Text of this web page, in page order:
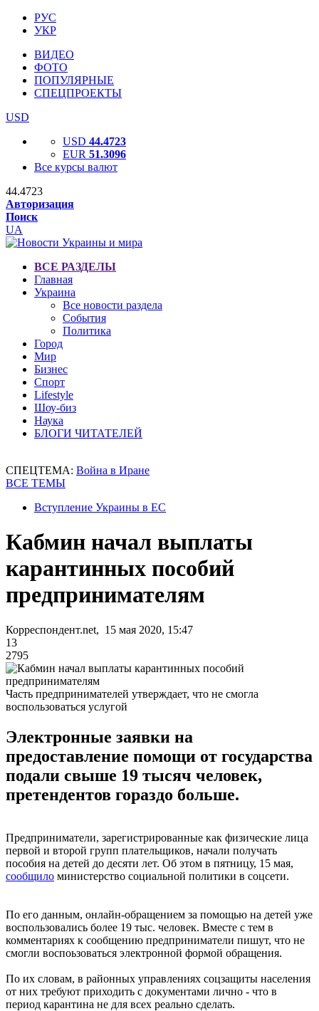
РУС
УКР
ВИДЕО
ФОТО
ПОПУЛЯРНЫЕ
СПЕЦПРОЕКТЫ
USD
USD 44.4723
EUR 51.3096
Все курсы валют
44.4723
Авторизация
Поиск
UA
ВСЕ РАЗДЕЛЫ
Главная
Украина
Все новости раздела
События
Политика
Город
Мир
Бизнес
Спорт
Lifestyle
Шоу-биз
Наука
БЛОГИ ЧИТАТЕЛЕЙ
СПЕЦТЕМА: Война в Иране
ВСЕ ТЕМЫ
Вступление Украины в ЕС
Кабмин начал выплаты
карантинных пособий
предпринимателям
Корреспондент.net, 15 мая 2020, 15:47
13
2795
Часть предпринимателей утверждает, что не смогла
воспользоваться услугой
Электронные заявки на
предоставление помощи от государства
подали свыше 19 тысяч человек,
претендентов гораздо больше.
Предприниматели, зарегистрированные как физические лица
первой и второй групп плательщиков, начали получать
пособия на детей до десяти лет. Об этом в пятницу, 15 мая,
сообщило министерство социальной политики в соцсети.
По его данным, онлайн-обращением за помощью на детей уже
воспользовались более 19 тыс. человек. Вместе с тем в
комментариях к сообщению предприниматели пишут, что не
смогли воспоьзоваться электронной формой обращения.
По их словам, в районных управлениях соцзащиты населения
от них требуют приходить с документами лично - что в
период карантина не для всех реально сделать.